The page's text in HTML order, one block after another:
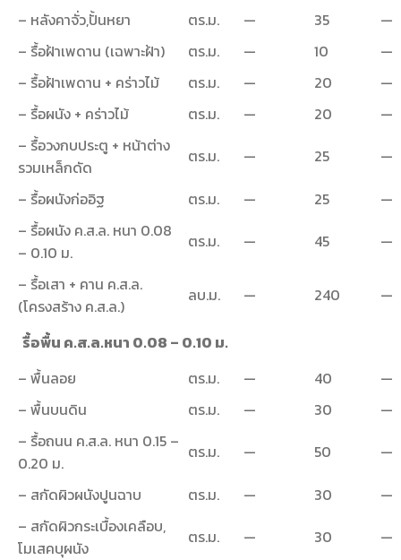
– หลังคาจั่ว,ปั้นหยา
ตร.ม. — 35
—
– รื้อฝ้าเพดาน (เฉพาะฝ้า)
ตร.ม. — 10
—
– รื้อฝ้าเพดาน + คร่าวไม้
ตร.ม. — 20
—
– รื้อผนัง + คร่าวไม้
ตร.ม. — 20
—
– รื้อวงกบประตู + หน้าต่าง
รวมเหล็กดัด
ตร.ม. — 25
—
– รื้อผนังก่ออิฐ
ตร.ม. — 25
—
– รื้อผนัง ค.ส.ล. หนา 0.08
– 0.10 ม.
ตร.ม. — 45
—
– รื้อเสา + คาน ค.ส.ล.
(โครงสร้าง ค.ส.ล.)
ลบ.ม. — 240 —
รื้อพื้น ค.ส.ล.หนา 0.08 – 0.10 ม.
– พื้นลอย
ตร.ม. — 40
—
– พื้นบนดิน
ตร.ม. — 30
—
– รื้อถนน ค.ส.ล. หนา 0.15 –
0.20 ม.
ตร.ม. — 50
—
– สกัดผิวผนังปูนฉาบ
ตร.ม. — 30
—
– สกัดผิวกระเบื้องเคลือบ,
โมเสคบุผนัง
ตร.ม. — 30
—